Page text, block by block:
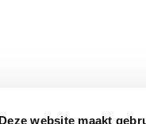
Deze website maakt